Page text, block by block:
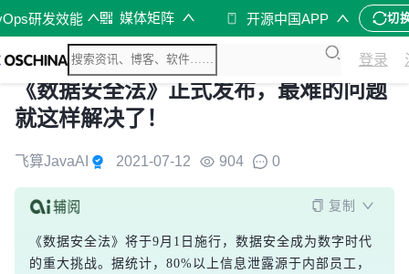
研发效能 媒体矩阵 开源中国APP 切
登录
《数据安全法》正式发布，最难的问题
就这样解决了！
飞算JavaAI 2021-07-12 904 0
复制
《数据安全法》将于9月1日施行，数据安全成为数字时代
的重大挑战。据统计，80%以上信息泄露源于内部员工，